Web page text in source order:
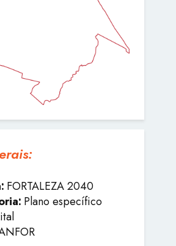
FORTALEZA 2040
Plano específico